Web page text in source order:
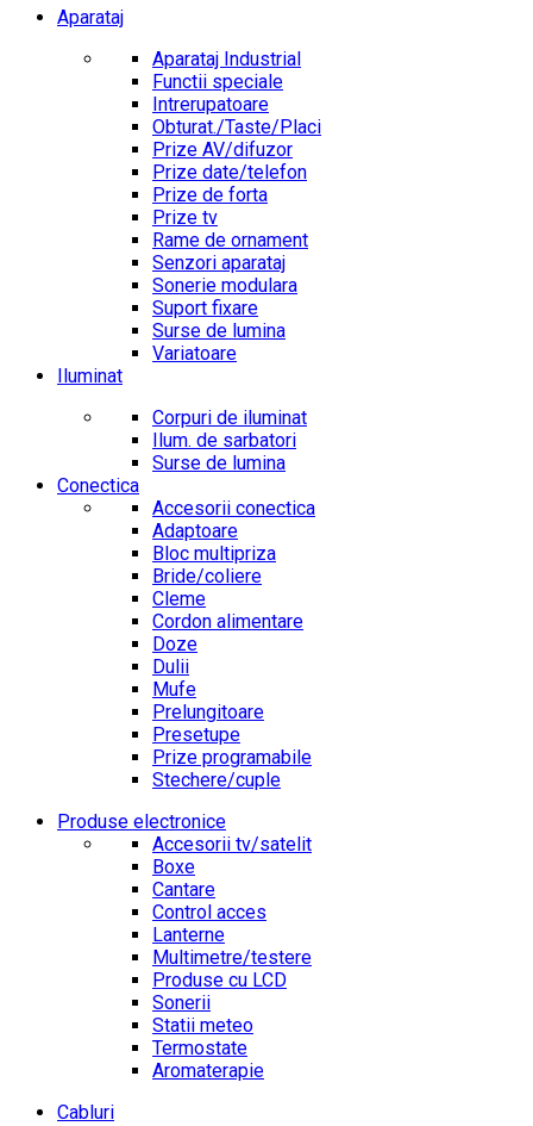
Aparataj
Aparataj Industrial
Functii speciale
Intrerupatoare
Obturat./Taste/Placi
Prize AV/difuzor
Prize date/telefon
Prize de forta
Prize tv
Rame de ornament
Senzori aparataj
Sonerie modulara
Suport fixare
Surse de lumina
Variatoare
Iluminat
Corpuri de iluminat
Ilum. de sarbatori
Surse de lumina
Conectica
Accesorii conectica
Adaptoare
Bloc multipriza
Bride/coliere
Cleme
Cordon alimentare
Doze
Dulii
Mufe
Prelungitoare
Presetupe
Prize programabile
Stechere/cuple
Produse electronice
Accesorii tv/satelit
Boxe
Cantare
Control acces
Lanterne
Multimetre/testere
Produse cu LCD
Sonerii
Statii meteo
Termostate
Aromaterapie
Cabluri